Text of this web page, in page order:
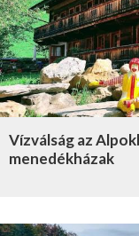
Vízválság az
menedékházak